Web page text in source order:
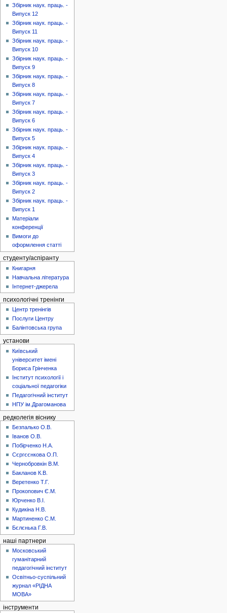
Збірник наук. праць. -
Випуск 12
Збірник наук. праць. -
Випуск 11
Збірник наук. праць. -
Випуск 10
Збірник наук. праць. -
Випуск 9
Збірник наук. праць. -
Випуск 8
Збірник наук. праць. -
Випуск 7
Збірник наук. праць. -
Випуск 6
Збірник наук. праць. -
Випуск 5
Збірник наук. праць. -
Випуск 4
Збірник наук. праць. -
Випуск 3
Збірник наук. праць. -
Випуск 2
Збірник наук. праць. -
Випуск 1
Матеріали
конференції
Вимоги до
оформлення статті
студенту/аспіранту
Книгарня
Навчальна література
Інтернет-джерела
психологічні тренінги
Центр тренінгів
Послуги Центру
Балінтовська група
установи
Київський
університет імені
Бориса Грінченка
Інститут психології і
соціальної педагогіки
Педагогічний інститут
НПУ ім.Драгоманова
редколегія віснику
Безпалько О.В.
Іванов О.В.
Побірченко Н.А.
Сєргєєнкова О.П.
Чернобровкін В.М.
Бакланов К.В.
Веретенко Т.Г.
Прокопович Є.М.
Юрченко В.І.
Кудикіна Н.В.
Мартиненко С.М.
Бєлєнька Г.В.
наші партнери
Московський
гуманітарний
педагогічний інститут
Освітньо-суспільний
журнал «РІДНА
МОВА»
інструменти